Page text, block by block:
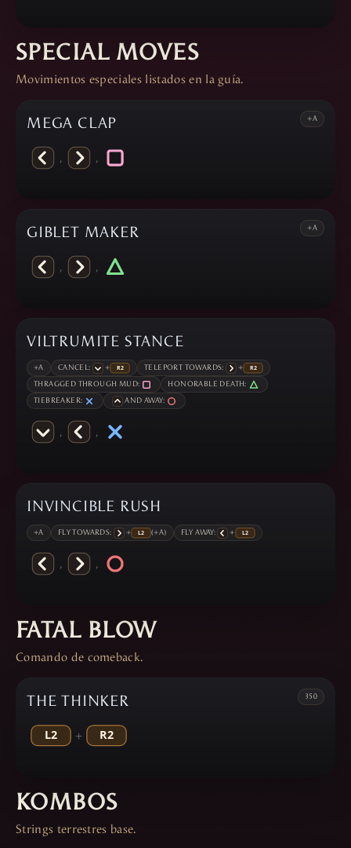
SPECIAL MOVES
Movimientos especiales listados en la guía.
MEGA CLAP +A
, ,
GIBLET MAKER +A
, ,
VILTRUMITE STANCE
+A CANCEL: + TELEPORT TOWARDS:
+
THRAGGED THROUGH MUD:
HONORABLE DEATH:
TIEBREAKER:
AND AWAY:
, ,
INVINCIBLE RUSH
+A FLY TOWARDS: + (+A) FLY AWAY: +
, ,
FATAL BLOW
Comando de comeback.
THE THINKER 350
+
KOMBOS
Strings terrestres base.